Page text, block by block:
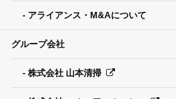
アライアンス・M&Aについて
グループ会社
株式会社 山本清掃